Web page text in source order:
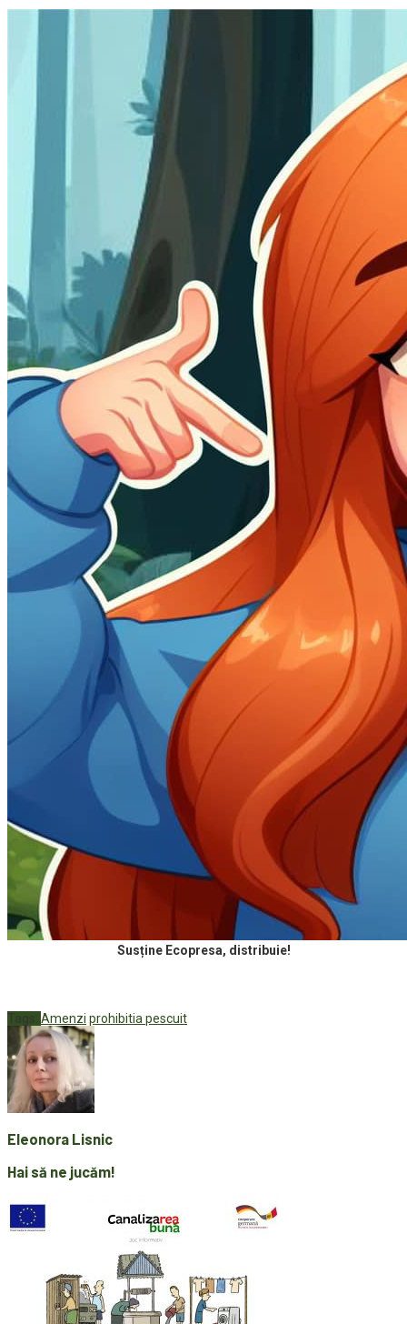
Susține Ecopresa, distribuie!
Tags: Amenzi prohibitia pescuit
Eleonora Lisnic
Hai să ne jucăm!